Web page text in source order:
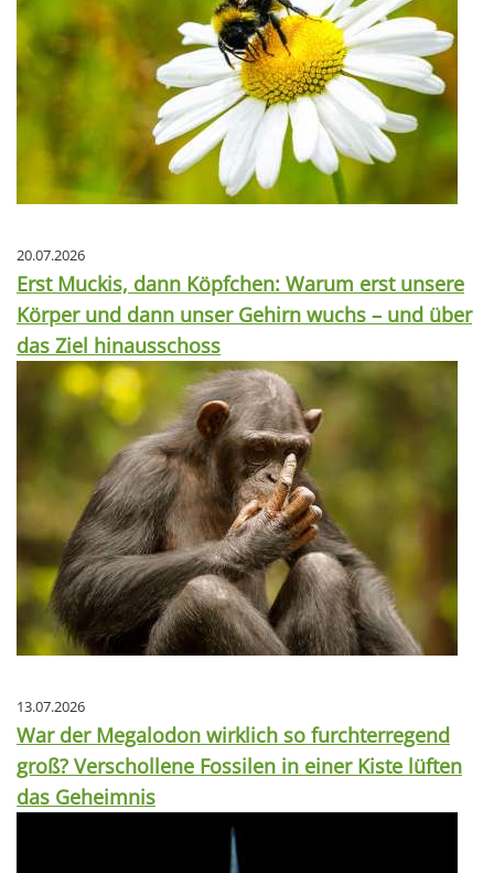
20.07.2026
Erst Muckis, dann Köpfchen: Warum erst unsere
Körper und dann unser Gehirn wuchs – und über
das Ziel hinausschoss
13.07.2026
War der Megalodon wirklich so furchterregend
groß? Verschollene Fossilen in einer Kiste lüften
das Geheimnis